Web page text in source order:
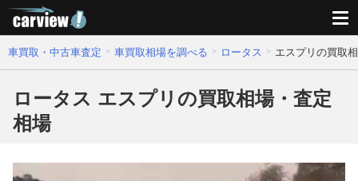
車買取・中古車査定 車買取相場を調べる ロータス エスプリの買取
ロータス エスプリの買取相場・査定
相場